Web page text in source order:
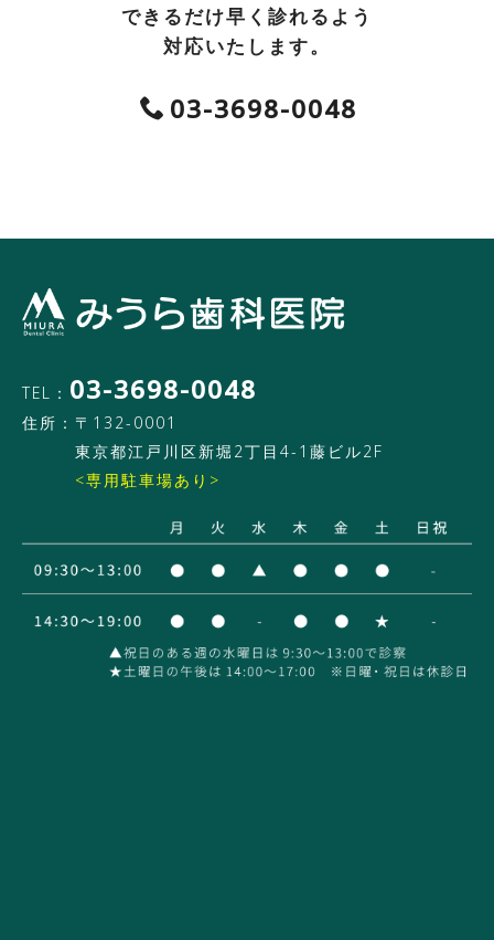
できるだけ早く診れるよう
対応いたします。
03-3698-0048
TEL： 03-3698-0048
住所：〒132-0001
東京都江戸川区新堀2丁目4-1藤ビル2F
<専用駐車場あり>